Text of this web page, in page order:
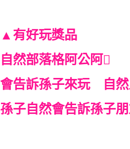
▲ 有好玩獎品
自然部落格阿公阿
會告訴孫子來玩 自然
孫子自然會告訴孫子